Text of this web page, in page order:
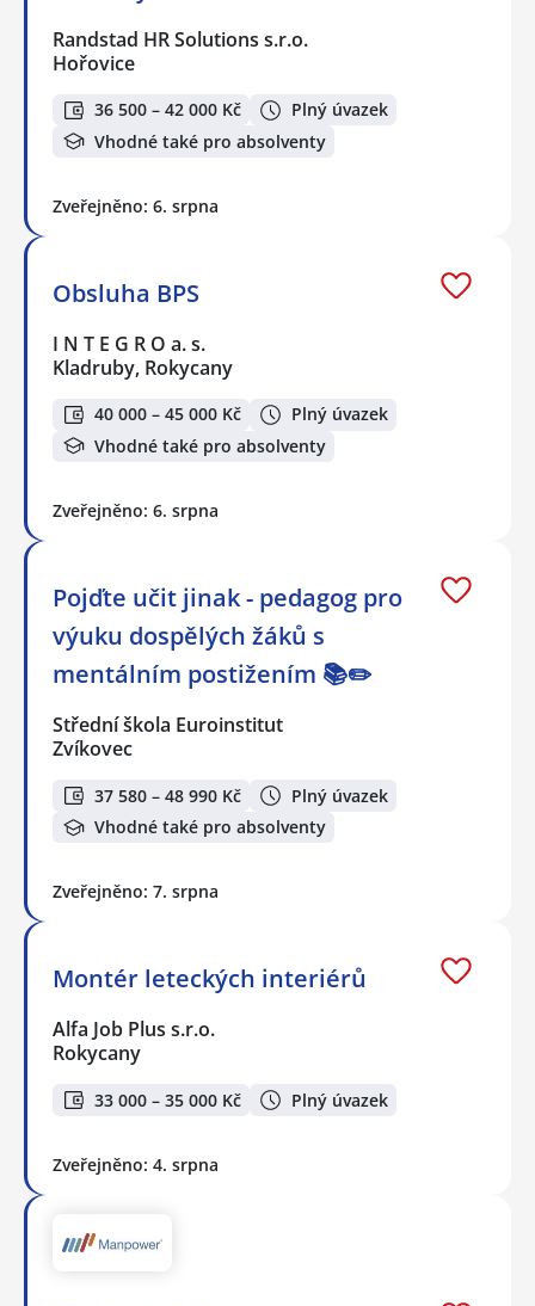
Randstad HR Solutions s.r.o.
Hořovice
36 500 – 42 000 Kč
Plný úvazek
Vhodné také pro absolventy
Zveřejněno: 6. srpna
Obsluha BPS
I N T E G R O a. s.
Kladruby, Rokycany
40 000 – 45 000 Kč
Plný úvazek
Vhodné také pro absolventy
Zveřejněno: 6. srpna
Pojďte učit jinak - pedagog pro
výuku dospělých žáků s
mentálním postižením 📚✏️
Střední škola Euroinstitut
Zvíkovec
37 580 – 48 990 Kč
Plný úvazek
Vhodné také pro absolventy
Zveřejněno: 7. srpna
Montér leteckých interiérů
Alfa Job Plus s.r.o.
Rokycany
33 000 – 35 000 Kč Plný úvazek
Zveřejněno: 4. srpna